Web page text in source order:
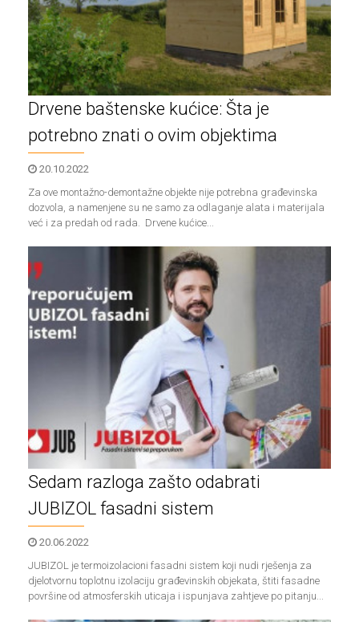
Drvene baštenske kućice: Šta je
potrebno znati o ovim objektima
20.10.2022
Za ove montažno-demontažne objekte nije potrebna građevinska
dozvola, a namenjene su ne samo za odlaganje alata i materijala
već i za predah od rada. Drvene kućice...
Sedam razloga zašto odabrati
JUBIZOL fasadni sistem
20.06.2022
JUBIZOL je termoizolacioni fasadni sistem koji nudi rješenja za
djelotvornu toplotnu izolaciju građevinskih objekata, štiti fasadne
površine od atmosferskih uticaja i ispunjava zahtjeve po pitanju...